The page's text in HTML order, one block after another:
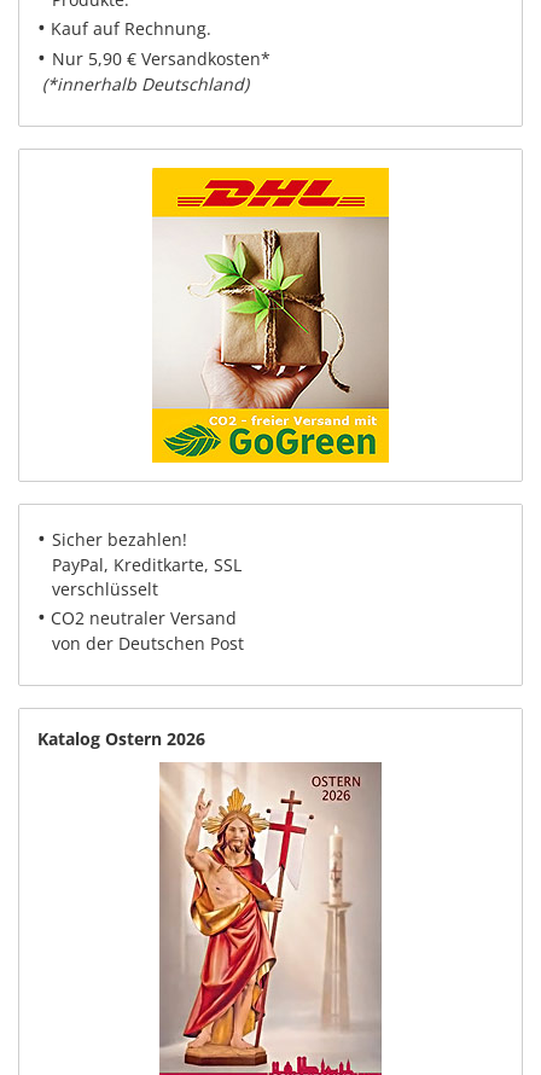
• Kauf auf Rechnung.
• Nur 5,90 € Versandkosten*
(*innerhalb Deutschland)
• Sicher bezahlen!
PayPal, Kreditkarte, SSL
verschlüsselt
• CO2 neutraler Versand
von der Deutschen Post
Katalog Ostern 2026